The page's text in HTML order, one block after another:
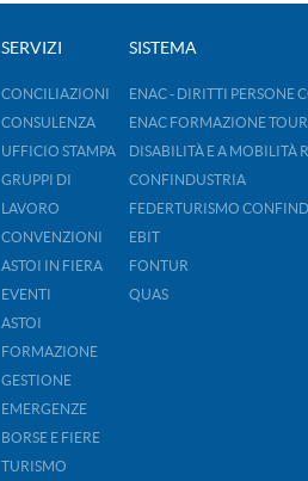
SERVIZI
CONCILIAZIONI
CONSULENZA
UFFICIO STAMPA
GRUPPI DI
LAVORO
CONVENZIONI
ASTOI IN FIERA
EVENTI
ASTOI
FORMAZIONE
GESTIONE
EMERGENZE
BORSE E FIERE
TURISMO
SISTEMA
ENAC - DIRITTI PERSONE
ENAC FORMAZIONE
DISABILITÀ E A MOBILITÀ
CONFINDUSTRIA
FEDERTURISMO
EBIT
FONTUR
QUAS